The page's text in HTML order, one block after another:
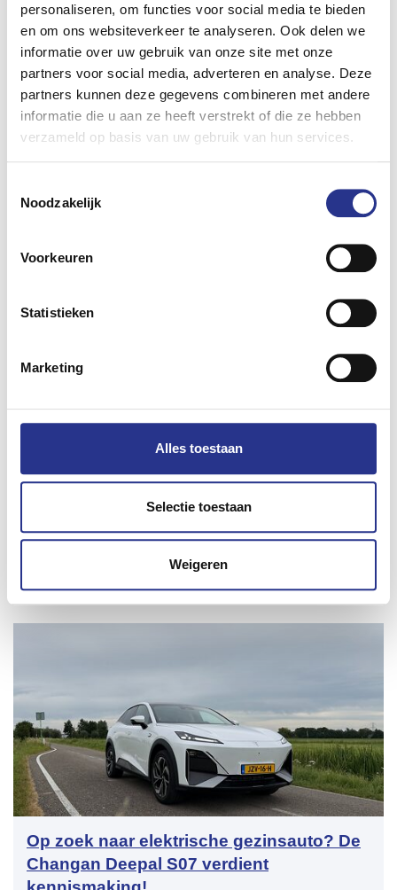
personaliseren, om functies voor social media te bieden
en om ons websiteverkeer te analyseren. Ook delen we
informatie over uw gebruik van onze site met onze
partners voor social media, adverteren en analyse. Deze
partners kunnen deze gegevens combineren met andere
informatie die u aan ze heeft verstrekt of die ze hebben
verzameld op basis van uw gebruik van hun services.
Noodzakelijk
Voorkeuren
Statistieken
Marketing
Alles toestaan
Selectie toestaan
Weigeren
1000ste Kia PV5 geleverd! Elektrische
bestelwagen maakt mobiliteit efficiënter,
slimmer en toekomstbestendiger
Op zoek naar elektrische gezinsauto? De
Changan Deepal S07 verdient